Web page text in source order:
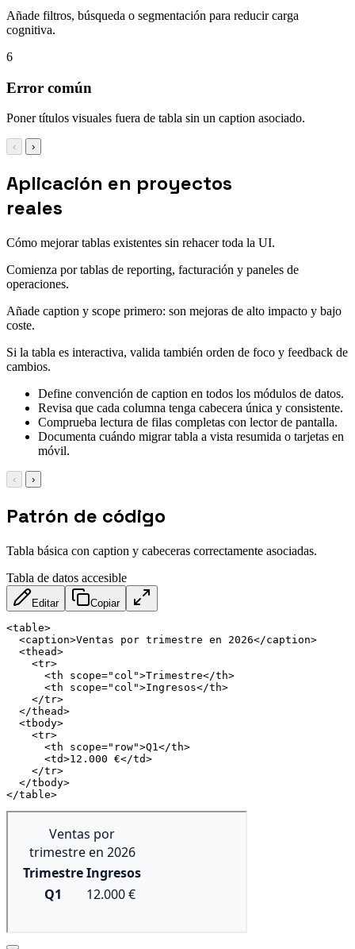
Añade filtros, búsqueda o segmentación para reducir carga
cognitiva.
6
Error común
Poner títulos visuales fuera de tabla sin un caption asociado.
‹ ›
Aplicación en proyectos
reales
Cómo mejorar tablas existentes sin rehacer toda la UI.
Comienza por tablas de reporting, facturación y paneles de
operaciones.
Añade caption y scope primero: son mejoras de alto impacto y bajo
coste.
Si la tabla es interactiva, valida también orden de foco y feedback de
cambios.
Define convención de caption en todos los módulos de datos.
Revisa que cada columna tenga cabecera única y consistente.
Comprueba lectura de filas completas con lector de pantalla.
Documenta cuándo migrar tabla a vista resumida o tarjetas en
móvil.
‹ ›
Patrón de código
Tabla básica con caption y cabeceras correctamente asociadas.
Tabla de datos accesible
Editar Copiar
<table>
<caption>Ventas por trimestre en 2026</caption>
<thead>
<tr>
<th scope=" col ">Trimestre</th>
<th scope=" col ">Ingresos</th>
</tr>
</thead>
<tbody>
<tr>
<th scope=" row">Q1 </th>
<td>12.000 €</td>
</tr>
</tbody>
</table>